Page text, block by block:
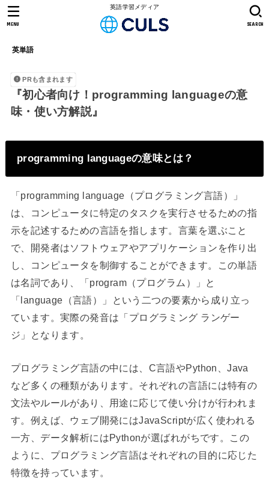
英語学習メディア
英単語
SEARCH
MENU
PRも含まれます
『初心者向け！programming languageの意
味・使い方解説』
programming languageの意味とは？
「programming language（プログラミング言語）」
は、コンピュータに特定のタスクを実行させるための指
示を記述するための言語を指します。言葉を選ぶこと
で、開発者はソフトウェアやアプリケーションを作り出
し、コンピュータを制御することができます。この単語
は名詞であり、「program（プログラム）」と
「language（言語）」という二つの要素から成り立っ
ています。実際の発音は「プログラミング ランゲー
ジ」となります。
プログラミング言語の中には、C言語やPython、Java
など多くの種類があります。それぞれの言語には特有の
文法やルールがあり、用途に応じて使い分けが行われま
す。例えば、ウェブ開発にはJavaScriptが広く使われる
一方、データ解析にはPythonが選ばれがちです。この
ように、プログラミング言語はそれぞれの目的に応じた
特徴を持っています。